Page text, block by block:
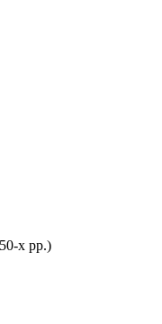
х рр.)